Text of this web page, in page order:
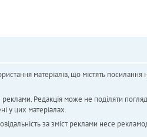
матеріалів, що містять посилання
Редакція може не поділяти
у цих матеріалах.
за зміст реклами несе